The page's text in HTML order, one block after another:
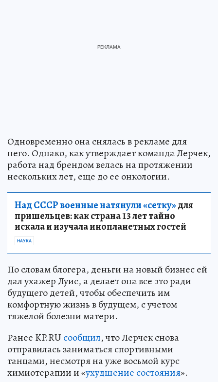
Одновременно она снялась в рекламе для
него. Однако, как утверждает команда Лерчек,
работа над брендом велась на протяжении
нескольких лет, еще до ее онкологии.
Над СССР военные натянули «сетку»для
пришельцев: как страна 13 лет тайно
искала и изучала инопланетных гостей
НАУКА
По словам блогера, деньги на новый бизнес ей
дал ухажер Луис, а делает она все это ради
будущего детей, чтобы обеспечить им
комфортную жизнь в будущем, с учетом
тяжелой болезни матери.
Ранее KP.RU сообщил, что Лерчек снова
отправилась заниматься спортивными
танцами, несмотря на уже восьмой курс
химиотерапии и «ухудшение состояния».